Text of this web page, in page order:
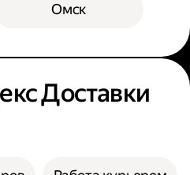
Омск
Доставки